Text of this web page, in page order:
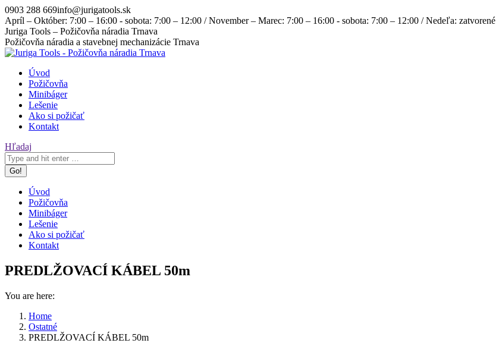
Skip
to
content
0903 288 669info@jurigatools.sk
Apríl – Október: 7:00 – 16:00 - sobota: 7:00 – 12:00 / November – Marec: 7:00 – 16:00 - sobota: 7:00 – 12:00 / Nedeľa: zatvorené
Facebook
page
opens
new
window
Instagram
page
opens
new
window
Juriga Tools – Požičovňa náradia Trnava
Požičovňa náradia a stavebnej mechanizácie Trnava
Úvod
Požičovňa
Minibáger
Lešenie
Ako si požičať
Kontakt
Search:
Hľadaj
Úvod
Požičovňa
Minibáger
Lešenie
Ako si požičať
Kontakt
PREDLŽOVACÍ KÁBEL 50m
You are here:
Home
Ostatné
PREDLŽOVACÍ KÁBEL 50m